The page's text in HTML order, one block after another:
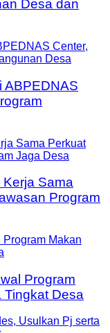
Desa dan
ABPEDNAS
Sama
Program
Program
Tingkat Desa